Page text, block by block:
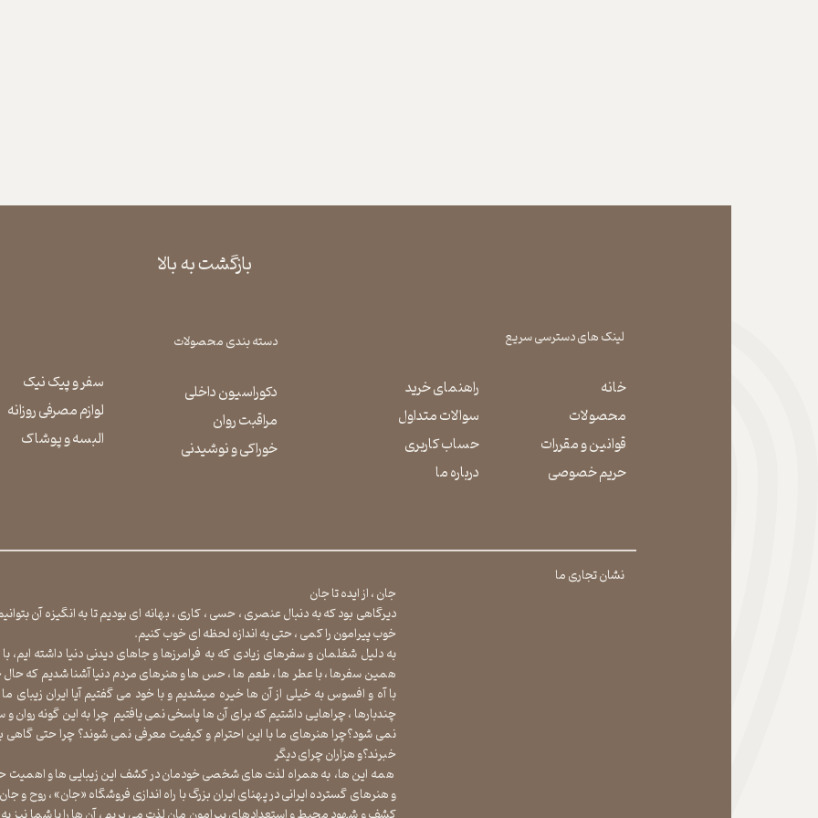
بازگشت به بالا
لینک های دسترسی سریع دسته بندی محصولات
خانه
محصولات
قوانین و مقررات
حریم خصوصی
راهنمای خرید
سوالات متداول
حساب کاربری
درباره ما
دکوراسیون داخلی
مراقبت روان
​​​​​​​خوراکی و نوشیدنی
سفر و پیک نیک
لوازم مصرفی روزانه
​​​​​​​البسه و پوشاک
نشان تجاری ما
جان ، از ایده تا جان
دیرگاهی بود که به دنبال عنصری ، حسی ، کاری ، بهانه ای بودیم تا به انگیزه آن
خوب پیرامون را کمی ، حتی به اندازه لحظه ای خوب کنیم.
به دلیل شغلمان و سفرهای زیادی که به فرامرزها و جاهای دیدنی دنیا داشته ایم،
همین سفرها ، با عطر ها ، طعم ها ، حس ها و هنرهای مردم دنیا آشنا شدیم که حال
با آه و افسوس به خیلی از آن ها خیره میشدیم و با خود می گفتیم آیا ایران زیبای
چندبارها ، چراهایی داشتیم که برای آن ها پاسخی نمی یافتیم چرا به این گونه روان و
نمی شود؟چرا هنرهای ما با این احترام و کیفیت معرفی نمی شوند؟ چرا حتی
خبرند؟و هزاران چرای دیگر
همه این ها، به همراه لذت های شخصی خودمان در کشف این زیبایی ها و اهمیت حال
و هنرهای گسترده ایرانی در پهنای ایران بزرگ با راه اندازی فروشگاه «جان» ، روح و